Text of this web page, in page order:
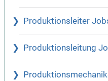
Produktionsleiter
Produktionsleitung